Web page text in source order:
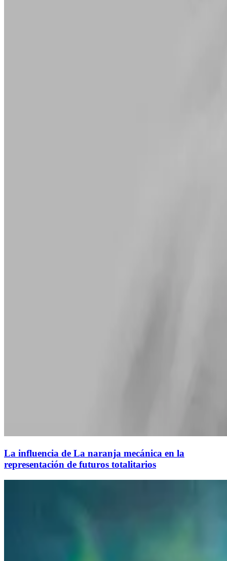
La influencia de La naranja mecánica en la
representación de futuros totalitarios